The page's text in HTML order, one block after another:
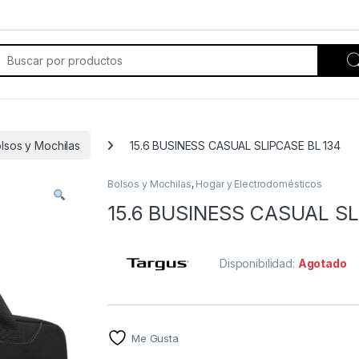
for:
y Mochilas 15.6 BUSINESS CASUAL SLIPCASE BL 134
Bolsos y Mochilas, Hogar y Electrodomésticos
15.6 BUSINESS CASUAL
Disponibilidad: Agotado
Me Gusta